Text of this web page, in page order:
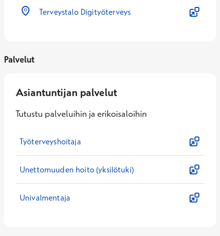
Terveystalo Digityöterveys
Palvelut
Asiantuntijan palvelut
Tutustu palveluihin ja erikoisaloihin
Työterveyshoitaja
Unettomuuden hoito (yksilötuki)
Univalmentaja